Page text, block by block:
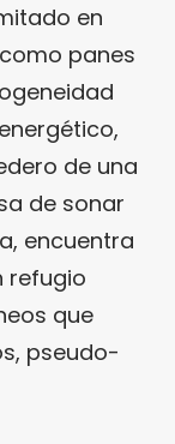
en
panes
de una
de sonar
encuentra
refugio
que
pseudo-